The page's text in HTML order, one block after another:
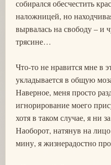
собирался обесчестить
наложницей, но
вырвалась на свободу – и
трясине…
Что-то не нравится мне в
укладывается в общую
Наверное, меня просто
игнорирование моего
хотя в таком случае, я ни
Наоборот, натянув на
мину, я жизнерадостно